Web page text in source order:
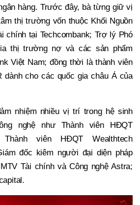
hàng. Trước đây, bà từng giữ vị
thị trường vốn thuộc Khối Nguồn
chính tại Techcombank; Trợ lý Phó
thị trường nợ và các sản phẩm
Việt Nam; đồng thời là thành viên
dành cho các quốc gia châu Á của
nhiệm nhiều vị trí trong hệ sinh
nghệ như Thành viên HĐQT
Thành viên HĐQT Wealthtech
đốc kiêm người đại diện pháp
Tài chính và Công nghệ Astra;